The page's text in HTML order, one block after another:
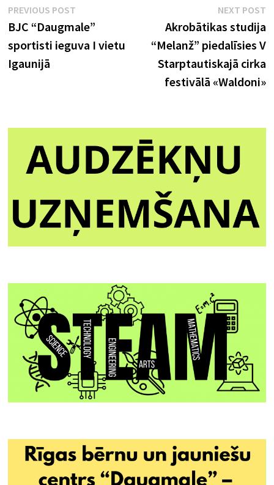
Ziņu
izvēlne
PREVIOUS POST
post:
BJC “Daugmale”
sportisti ieguva I vietu
Igaunijā
NEXT POST
Akrobātikas studija
“Melanž” piedalīsies V
Starptautiskajā cirka
festivālā «Waldoni»